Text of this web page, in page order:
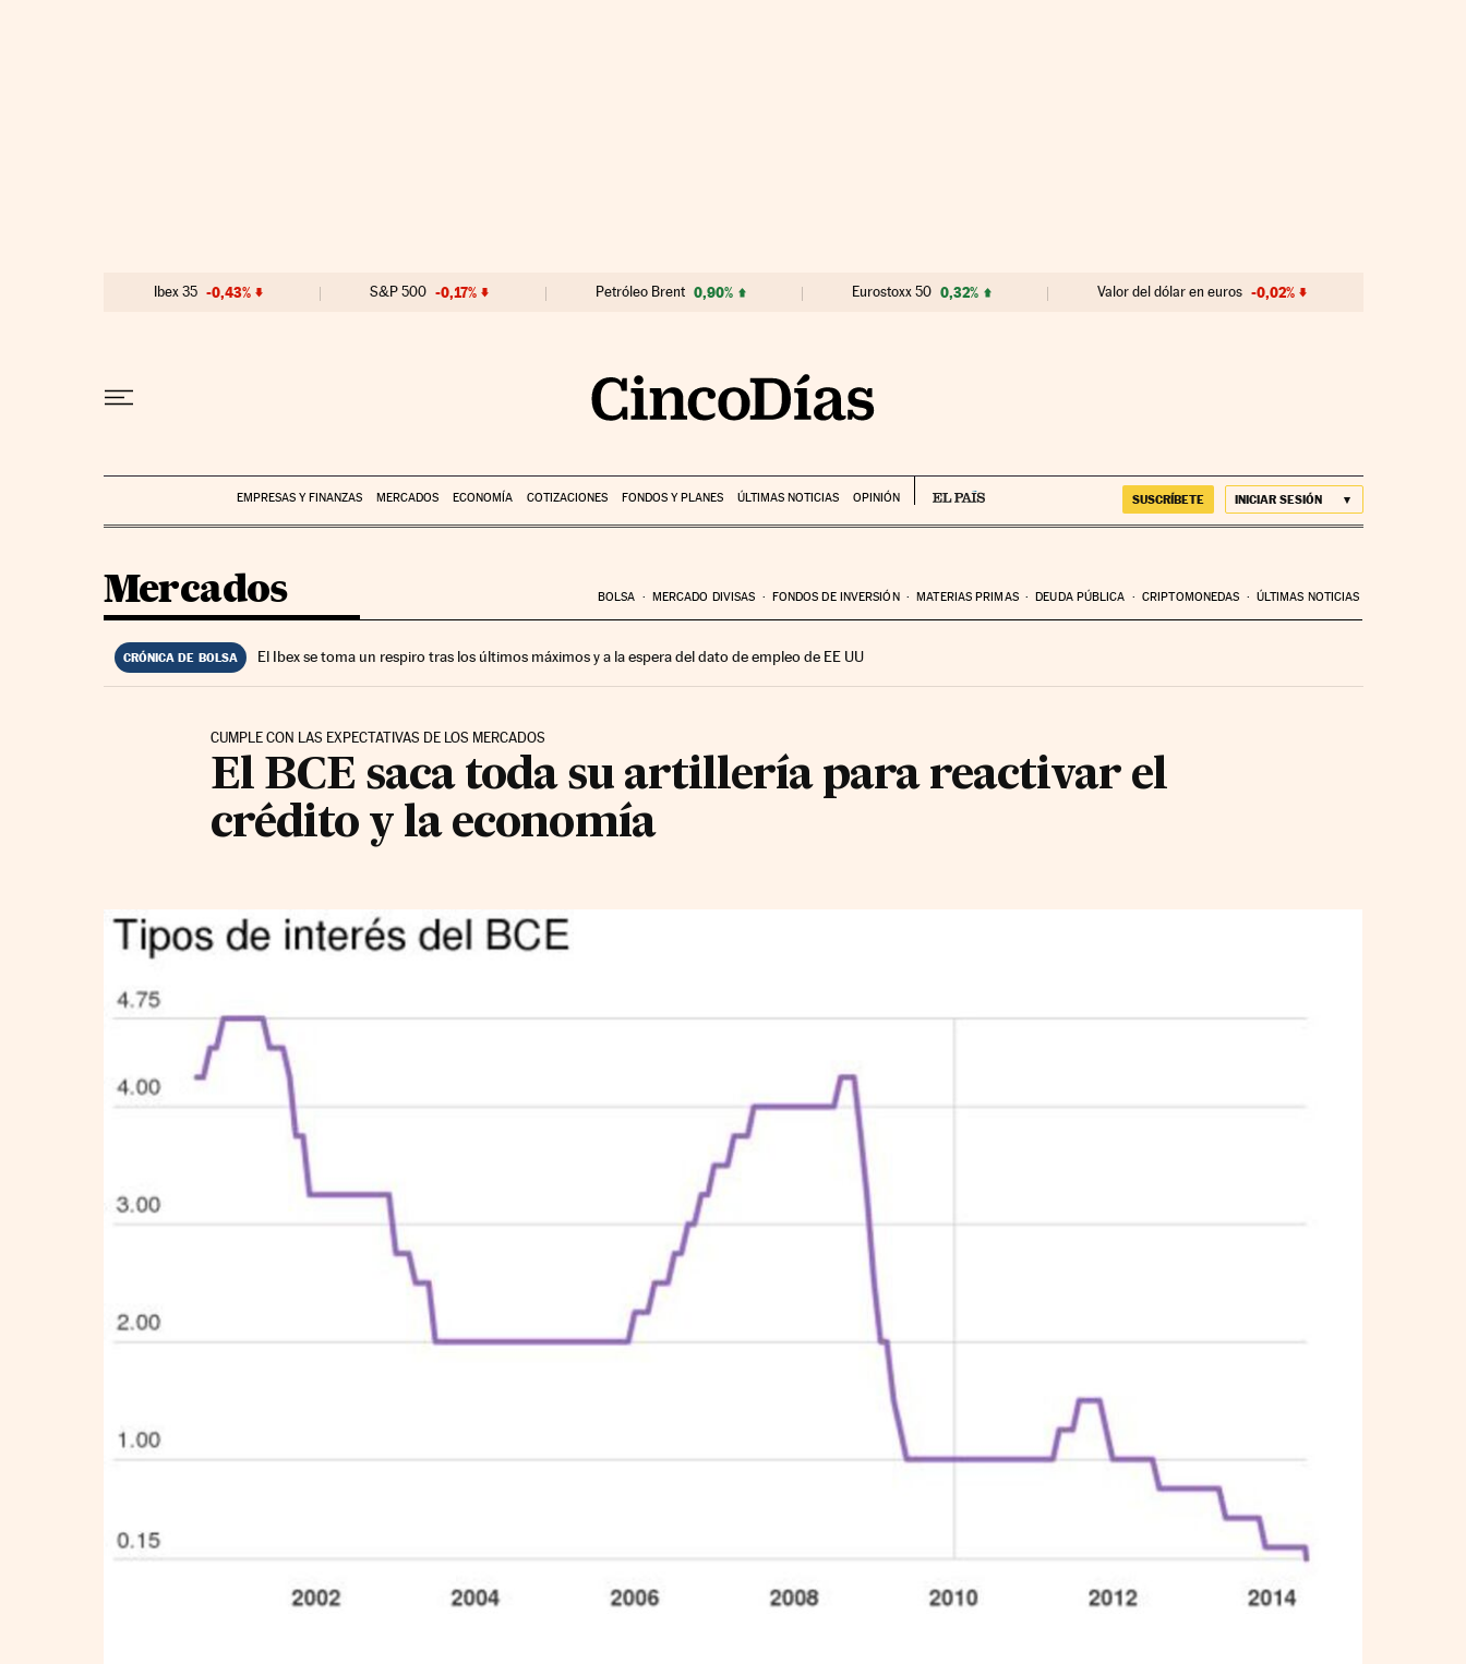
Ibex 35 -0,43% S&P 500 -0,17% Petróleo Brent 0,90% Eurostoxx 50 0,32% Valor del dólar en euros -0,02%
EMPRESAS Y FINANZAS MERCADOS ECONOMÍA COTIZACIONES FONDOS Y PLANES ÚLTIMAS NOTICIAS OPINIÓN SUSCRÍBETE INICIAR SESIÓN
Mercados BOLSA MERCADO DIVISAS FONDOS DE INVERSIÓN MATERIAS PRIMAS DEUDA PÚBLICA CRIPTOMONEDAS ÚLTIMAS NOTICIAS
CRÓNICA DE BOLSA El Ibex se toma un respiro tras los últimos máximos y a la espera del dato de empleo de EE UU
CUMPLE CON LAS EXPECTATIVAS DE LOS MERCADOS
El BCE saca toda su artillería para reactivar el
crédito y la economía